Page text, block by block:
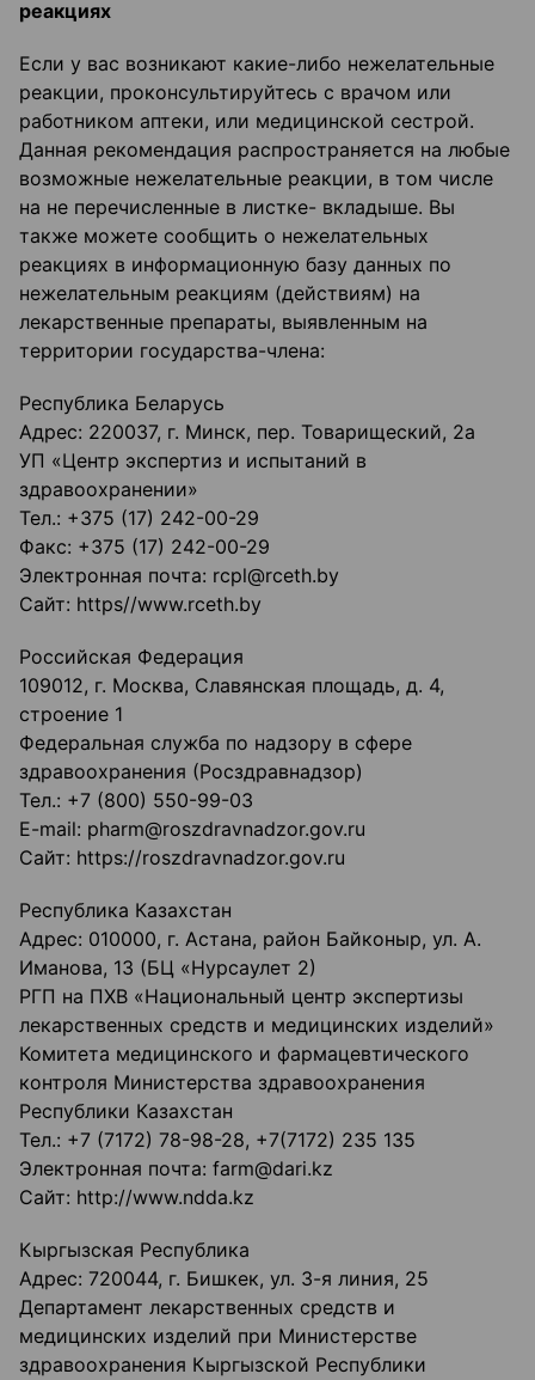
реакциях
Если у вас возникают какие-либо нежелательные
реакции, проконсультируйтесь с врачом или
работником аптеки, или медицинской сестрой.
Данная рекомендация распространяется на любые
возможные нежелательные реакции, в том числе
на не перечисленные в листке- вкладыше. Вы
также можете сообщить о нежелательных
реакциях в информационную базу данных по
нежелательным реакциям (действиям) на
лекарственные препараты, выявленным на
территории государства-члена:
Республика Беларусь
Адрес: 220037, г. Минск, пер. Товарищеский, 2а
УП «Центр экспертиз и испытаний в
здравоохранении»
Тел.: +375 (17) 242-00-29
Факс: +375 (17) 242-00-29
Электронная почта: rcpl@rceth.by
Сайт: https//www.rceth.by
Российская Федерация
109012, г. Москва, Славянская площадь, д. 4,
строение 1
Федеральная служба по надзору в сфере
здравоохранения (Росздравнадзор)
Тел.: +7 (800) 550-99-03
E-mail: pharm@roszdravnadzor.gov.ru
Сайт: https://roszdravnadzor.gov.ru
Республика Казахстан
Адрес: 010000, г. Астана, район Байконыр, ул. А.
Иманова, 13 (БЦ «Нурсаулет 2)
РГП на ПХВ «Национальный центр экспертизы
лекарственных средств и медицинских изделий»
Комитета медицинского и фармацевтического
контроля Министерства здравоохранения
Республики Казахстан
Тел.: +7 (7172) 78-98-28, +7(7172) 235 135
Электронная почта: farm@dari.kz
Сайт: http://www.ndda.kz
Кыргызская Республика
Адрес: 720044, г. Бишкек, ул. 3-я линия, 25
Департамент лекарственных средств и
медицинских изделий при Министерстве
здравоохранения Кыргызской Республики